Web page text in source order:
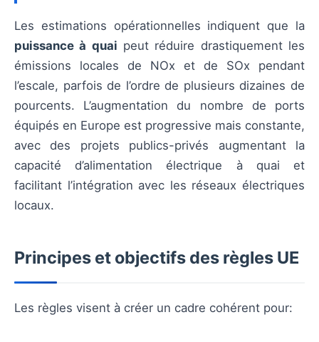
Les estimations opérationnelles indiquent que la
puissance à quai peut réduire drastiquement les
émissions locales de NOx et de SOx pendant
l’escale, parfois de l’ordre de plusieurs dizaines de
pourcents. L’augmentation du nombre de ports
équipés en Europe est progressive mais constante,
avec des projets publics-privés augmentant la
capacité d’alimentation électrique à quai et
facilitant l’intégration avec les réseaux électriques
locaux.
Principes et objectifs des règles UE
Les règles visent à créer un cadre cohérent pour: